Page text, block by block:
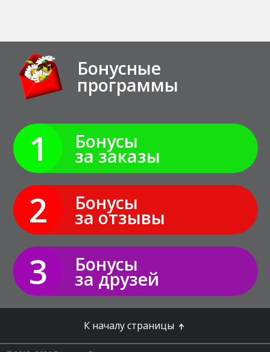
Бонусные
программы
1 Бонусы
за заказы
2 Бонусы
за отзывы
3 Бонусы
за друзей
К началу страницы